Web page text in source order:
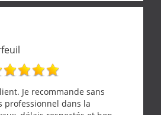
patiemment occupé de
qu’il reprenne ses esprits et
quoi il a procédé au
insert avec dextérité et une
gratifiant également de
d’autres sujets. Un
on souhaite en rencontrer.
à lui.
Je recommande sans
professionnel dans la